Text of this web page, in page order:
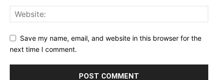
Save my name, email, and website in this browser for the
next time I comment.